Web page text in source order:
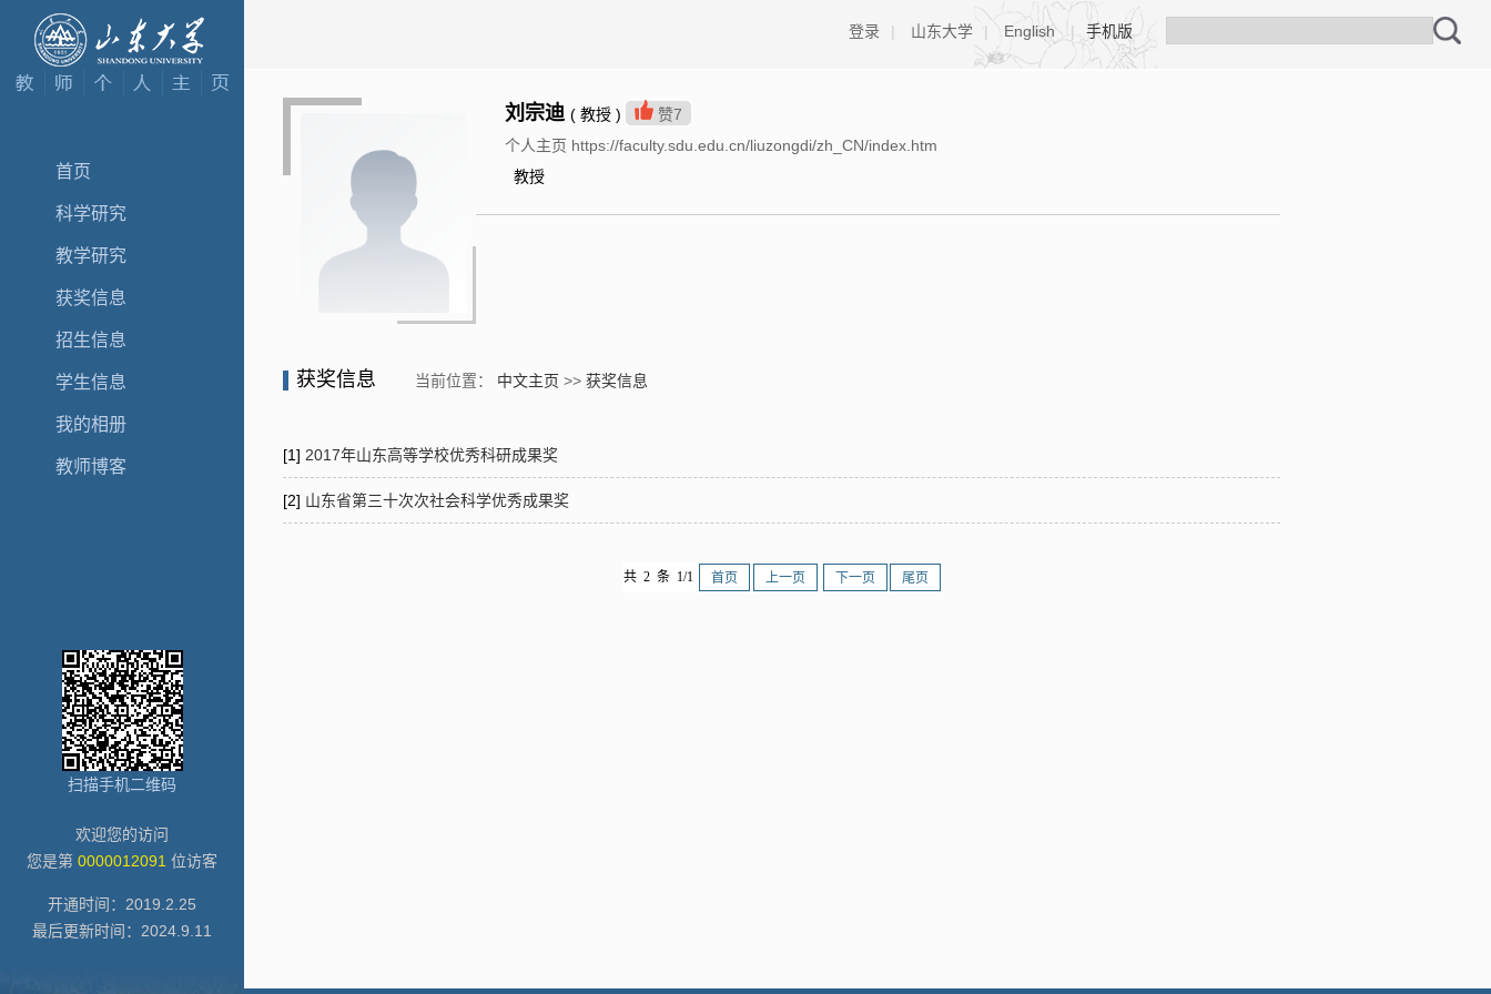
首页
科学研究
教学研究
获奖信息
招生信息
学生信息
我的相册
教师博客
扫描手机二维码
欢迎您的访问
您是第 0000012091 位访客
开通时间： 2019 2 25
最后更新时间： 2024 9 11
登录 | 山东大学 | English | 手机版
刘宗迪 ( 教授 ) 赞7
个人主页 https://faculty.sdu.edu.cn/liuzongdi/zh_CN/index.htm
教授
获奖信息 当前位置： 中文主页 >> 获奖信息
[1] 2017年山东高等学校优秀科研成果奖
[2] 山东省第三十次次社会科学优秀成果奖
共 2 条 1/1 首页 上一页 下一页 尾页